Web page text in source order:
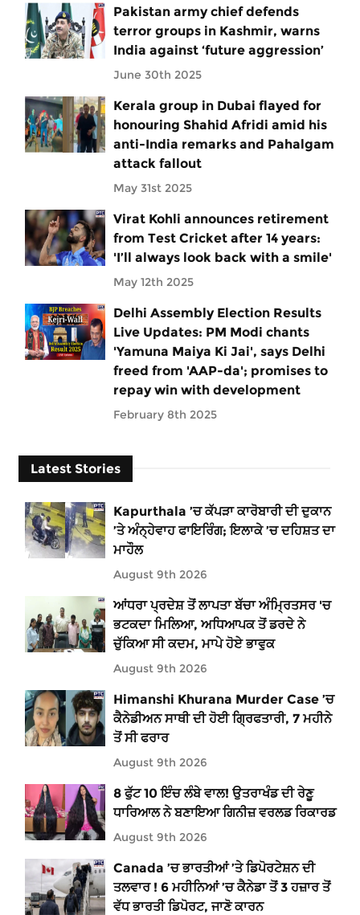
Pakistan army chief defends
terror groups in Kashmir, warns
India against ‘future aggression’
June 30th 2025
Kerala group in Dubai flayed for
honouring Shahid Afridi amid his
anti-India remarks and Pahalgam
attack fallout
May 31st 2025
Virat Kohli announces retirement
from Test Cricket after 14 years:
'I’ll always look back with a smile'
May 12th 2025
Delhi Assembly Election Results
Live Updates: PM Modi chants
'Yamuna Maiya Ki Jai', says Delhi
freed from 'AAP-da'; promises to
repay win with development
February 8th 2025
Latest Stories
Kapurthala ’ਚ ਕੱਪੜਾ ਕਾਰੋਬਾਰੀ ਦੀ ਦੁਕਾਨ
’ਤੇ ਅੰਨ੍ਹੇਵਾਹ ਫਾਇਰਿੰਗ; ਇਲਾਕੇ ’ਚ ਦਹਿਸ਼ਤ ਦਾ
ਮਾਹੌਲ
August 9th 2026
ਆਂਧਰਾ ਪ੍ਰਦੇਸ਼ ਤੋਂ ਲਾਪਤਾ ਬੱਚਾ ਅੰਮ੍ਰਿਤਸਰ 'ਚ
ਭਟਕਦਾ ਮਿਲਿਆ, ਅਧਿਆਪਕ ਤੋਂ ਡਰਦੇ ਨੇ
ਚੁੱਕਿਆ ਸੀ ਕਦਮ, ਮਾਪੇ ਹੋਏ ਭਾਵੁਕ
August 9th 2026
Himanshi Khurana Murder Case ’ਚ
ਕੈਨੇਡੀਅਨ ਸਾਥੀ ਦੀ ਹੋਈ ਗ੍ਰਿਫਤਾਰੀ, 7 ਮਹੀਨੇ
ਤੋਂ ਸੀ ਫਰਾਰ
August 9th 2026
8 ਫੁੱਟ 10 ਇੰਚ ਲੰਬੇ ਵਾਲ! ਉਤਰਾਖੰਡ ਦੀ ਰੇਣੂ
ਧਾਰਿਆਲ ਨੇ ਬਣਾਇਆ ਗਿਨੀਜ਼ ਵਰਲਡ ਰਿਕਾਰਡ
August 9th 2026
Canada ’ਚ ਭਾਰਤੀਆਂ ’ਤੇ ਡਿਪੋਰਟੇਸ਼ਨ ਦੀ
ਤਲਵਾਰ ! 6 ਮਹੀਨਿਆਂ ’ਚ ਕੈਨੇਡਾ ਤੋਂ 3 ਹਜ਼ਾਰ ਤੋਂ
ਵੱਧ ਭਾਰਤੀ ਡਿਪੋਰਟ, ਜਾਣੋ ਕਾਰਨ